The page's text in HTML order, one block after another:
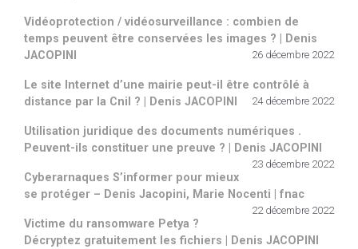
Vidéoprotection / vidéosurveillance : combien de
temps peuvent être conservées les images ? | Denis
JACOPINI
26 décembre 2022
Le site Internet d’une mairie peut-il être contrôlé à
distance par la Cnil ? | Denis JACOPINI
24 décembre 2022
Utilisation juridique des documents numériques .
Peuvent-ils constituer une preuve ? | Denis JACOPINI
23 décembre 2022
Cyberarnaques S’informer pour mieux
se protéger – Denis Jacopini, Marie Nocenti | fnac
22 décembre 2022
Victime du ransomware Petya ?
Décryptez gratuitement les fichiers | Denis JACOPINI